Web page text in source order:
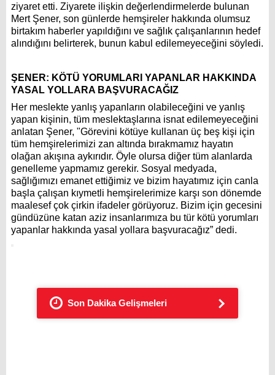
ziyaret etti. Ziyarete ilişkin değerlendirmelerde bulunan
Mert Şener, son günlerde hemşireler hakkında olumsuz
birtakım haberler yapıldığını ve sağlık çalışanlarının hedef
alındığını belirterek, bunun kabul edilemeyeceğini söyledi.
ŞENER: KÖTÜ YORUMLARI YAPANLAR HAKKINDA
YASAL YOLLARA BAŞVURACAĞIZ
Her meslekte yanlış yapanların olabileceğini ve yanlış
yapan kişinin, tüm meslektaşlarına isnat edilemeyeceğini
anlatan Şener, "Görevini kötüye kullanan üç beş kişi için
tüm hemşirelerimizi zan altında bırakmamız hayatın
olağan akışına aykırıdır. Öyle olursa diğer tüm alanlarda
genelleme yapmamız gerekir. Sosyal medyada,
sağlığımızı emanet ettiğimiz ve bizim hayatımız için canla
başla çalışan kıymetli hemşirelerimize karşı son dönemde
maalesef çok çirkin ifadeler görüyoruz. Bizim için gecesini
gündüzüne katan aziz insanlarımıza bu tür kötü yorumları
yapanlar hakkında yasal yollara başvuracağız” dedi.
Son Dakika Gelişmeleri